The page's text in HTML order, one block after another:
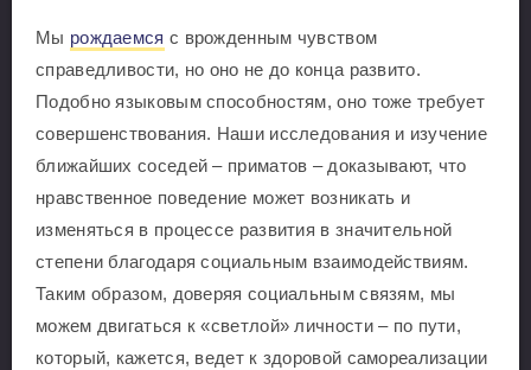
Мы рождаемся с врожденным чувством
справедливости, но оно не до конца развито.
Подобно языковым способностям, оно тоже требует
совершенствования. Наши исследования и изучение
ближайших соседей – приматов – доказывают, что
нравственное поведение может возникать и
изменяться в процессе развития в значительной
степени благодаря социальным взаимодействиям.
Таким образом, доверяя социальным связям, мы
можем двигаться к «светлой» личности – по пути,
который, кажется, ведет к здоровой самореализации